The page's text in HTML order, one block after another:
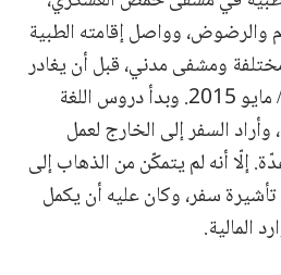
وواصل إقامته الطبية
ومشفى مدني، قبل أن يغادر
سوريا إلى ألمانيا في أيّار / مايو 2015. وبدأ دروس اللغة
وأراد السفر إلى الخارج لعمل
أنه لم يتمكّن من الذهاب إلى
تأشيرة سفر، وكان عليه أن يكمل
المالية.